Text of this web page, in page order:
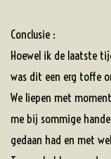
Conclusie :
Hoewel ik de laatste
was dit een erg toffe
We liepen met
me bij sommige
gedaan had en met